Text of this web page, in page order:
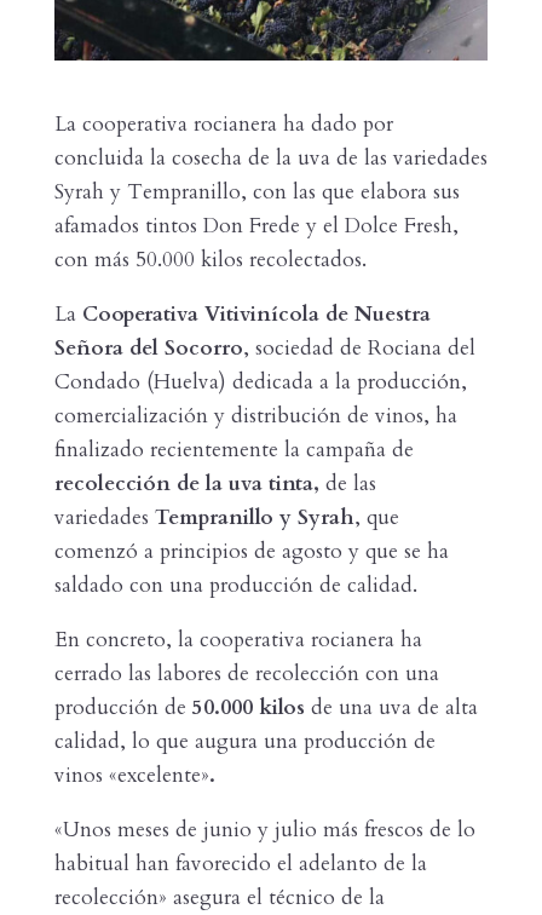
La cooperativa rocianera ha dado por
concluida la cosecha de la uva de las variedades
Syrah y Tempranillo, con las que elabora sus
afamados tintos Don Frede y el Dolce Fresh,
con más 50.000 kilos recolectados.
La Cooperativa Vitivinícola de Nuestra
Señora del Socorro, sociedad de Rociana del
Condado (Huelva) dedicada a la producción,
comercialización y distribución de vinos, ha
finalizado recientemente la campaña de
recolección de la uva tinta, de las
variedades Tempranillo y Syrah, que
comenzó a principios de agosto y que se ha
saldado con una producción de calidad.
En concreto, la cooperativa rocianera ha
cerrado las labores de recolección con una
producción de 50.000 kilos de una uva de alta
calidad, lo que augura una producción de
vinos «excelente».
«Unos meses de junio y julio más frescos de lo
habitual han favorecido el adelanto de la
recolección» asegura el técnico de la